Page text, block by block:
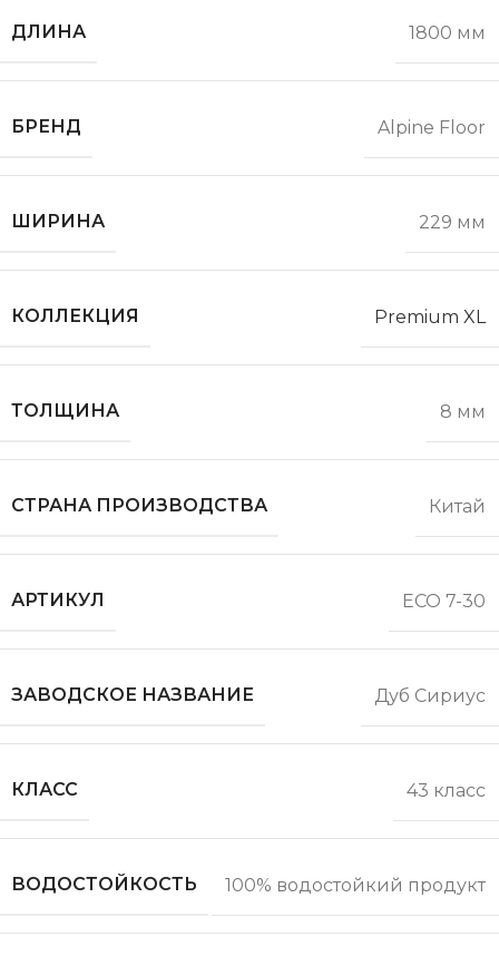
ДЛИНА 1800 мм
БРЕНД Alpine Floor
ШИРИНА 229 мм
КОЛЛЕКЦИЯ Premium XL
ТОЛЩИНА 8 мм
СТРАНА ПРОИЗВОДСТВА Китай
АРТИКУЛ ECO 7-30
ЗАВОДСКОЕ НАЗВАНИЕ Дуб Сириус
КЛАСС 43 класс
ВОДОСТОЙКОСТЬ 100% водостойкий продукт